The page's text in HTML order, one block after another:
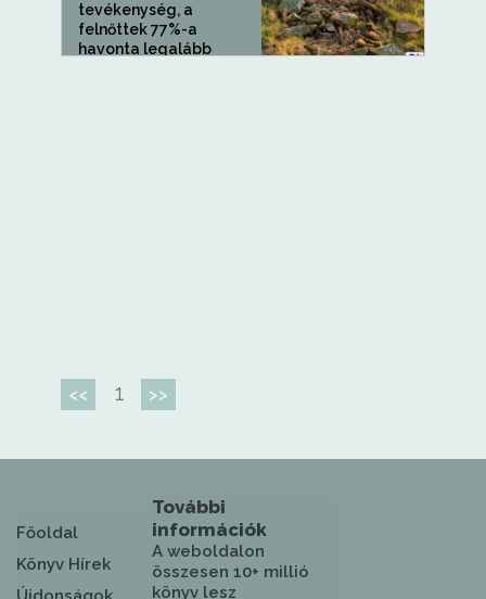
tevékenység, a
felnőttek 77%-a
havonta legalább
<< 1 >>
Főoldal
Könyv Hírek
További
információk
A weboldalon
összesen 10+ millió
könyv lesz